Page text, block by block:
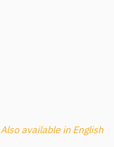
Also available in English